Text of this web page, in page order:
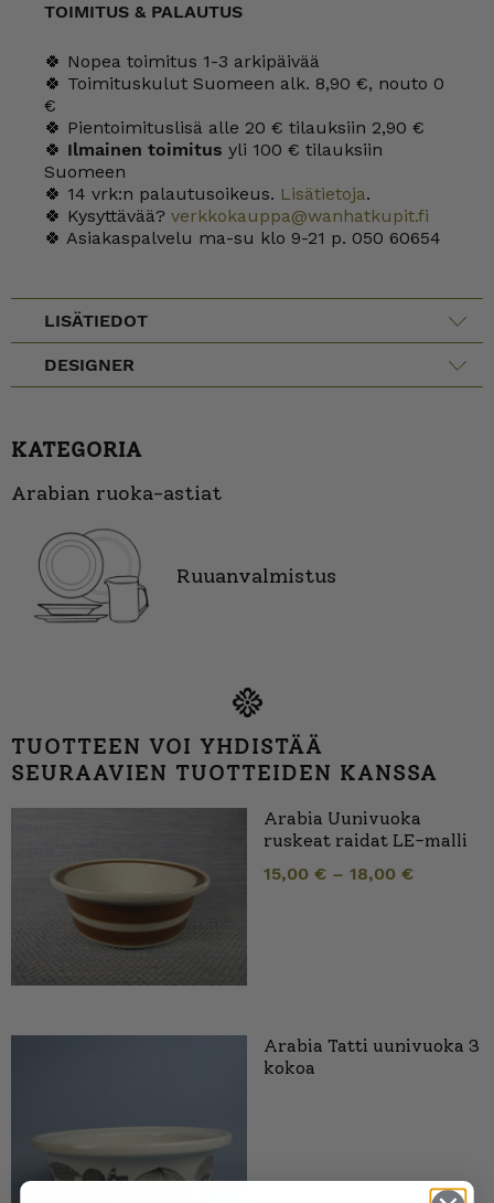
TOIMITUS & PALAUTUS
🍀 Nopea toimitus 1-3 arkipäivää
🍀 Toimituskulut Suomeen alk. 8,90 €, nouto 0
€
🍀 Pientoimituslisä alle 20 € tilauksiin 2,90 €
🍀 Ilmainen toimitus yli 100 € tilauksiin
Suomeen
🍀 14 vrk:n palautusoikeus. Lisätietoja.
🍀 Kysyttävää? verkkokauppa@wanhatkupit.fi
🍀 Asiakaspalvelu ma-su klo 9-21 p. 050 60654
LISÄTIEDOT
DESIGNER
KATEGORIA
Arabian ruoka-astiat
Ruuanvalmistus
TUOTTEEN VOI YHDISTÄÄ
SEURAAVIEN TUOTTEIDEN KANSSA
Arabia Uunivuoka
ruskeat raidat LE-malli
15,00 € – 18,00 €
Arabia Tatti uunivuoka 3
kokoa